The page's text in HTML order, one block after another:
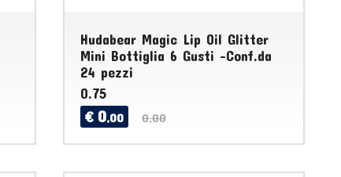
Hudabear Magic Lip Oil Glitter
Mini Bottiglia 6 Gusti -Conf.da
24 pezzi
0.75
€ 0,00 0,00